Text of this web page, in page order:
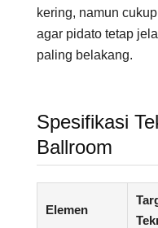
kering, namun
agar pidato tetap
paling belakang.
Spesifikasi
Ballroom
Elemen